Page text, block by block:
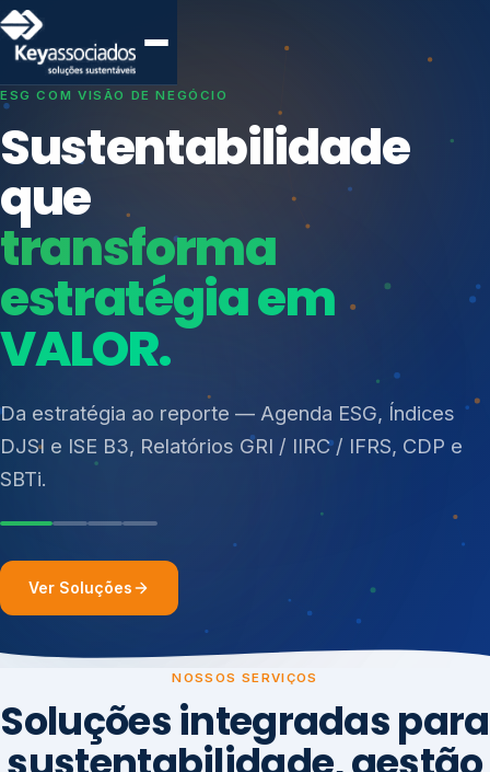
SISTEMAS DE GESTÃO OTIMIZADOS E INTEGRADOS
Conformidade que
protege seu
negócio.
Consultoria, auditoria e treinamentos em ISO 27001,
ISO 27701, ISO 42001, ISO 37001, ISO 9001, ISO
14001, ISO 45001, ONA e PNQ — Gestão de
resíduos sólidos (PGRS/PMGRS).
Índices de Mercado
Mudanças Climáticas
Reputação e Cadeia
Reporte Regulatório
Ver Soluções
NOSSOS SERVIÇOS
Soluções integradas para